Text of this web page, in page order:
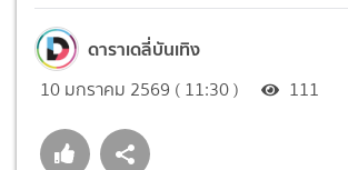
ดาราเดลี่บันเทิง
10 มกราคม 2569 ( 11:30 ) 111